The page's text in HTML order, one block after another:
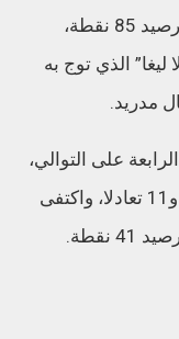
المركز الثاني في جدول ترتيب الدوري برصيد 85 نقطة،
الذي توج به
مدريد.
على التوالي،
والـ16 في الموسم مقابل 10 انتصارات و11 تعادلا، واكتفى